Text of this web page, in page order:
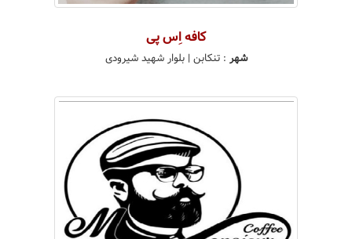
کافه اِس پی
شهر :تنکابن | بلوار شهید شیرودی